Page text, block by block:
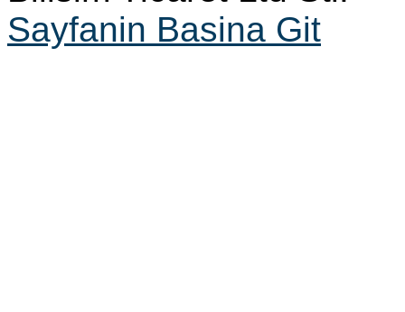
Sayfanin Basina Git